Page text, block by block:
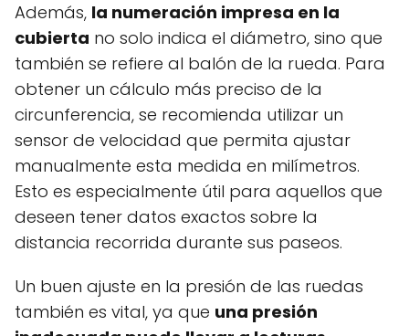
Además, la numeración impresa en la
cubierta no solo indica el diámetro, sino que
también se refiere al balón de la rueda. Para
obtener un cálculo más preciso de la
circunferencia, se recomienda utilizar un
sensor de velocidad que permita ajustar
manualmente esta medida en milímetros.
Esto es especialmente útil para aquellos que
deseen tener datos exactos sobre la
distancia recorrida durante sus paseos.
Un buen ajuste en la presión de las ruedas
también es vital, ya que una presión